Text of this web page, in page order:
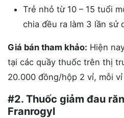
Trẻ nhỏ từ 10 – 15 tuổi
chia đều ra làm 3 lần sử
Giá bán tham khảo: Hiện
tại các quầy thuốc trên thị
20.000 đồng/hộp 2 vỉ, mỗi vỉ
#2. Thuốc giảm đau
Franrogyl